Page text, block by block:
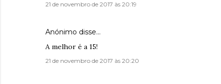
21 de novembro de 2017 às 20:19
Anónimo disse…
A melhor é a 15!
21 de novembro de 2017 às 20:20